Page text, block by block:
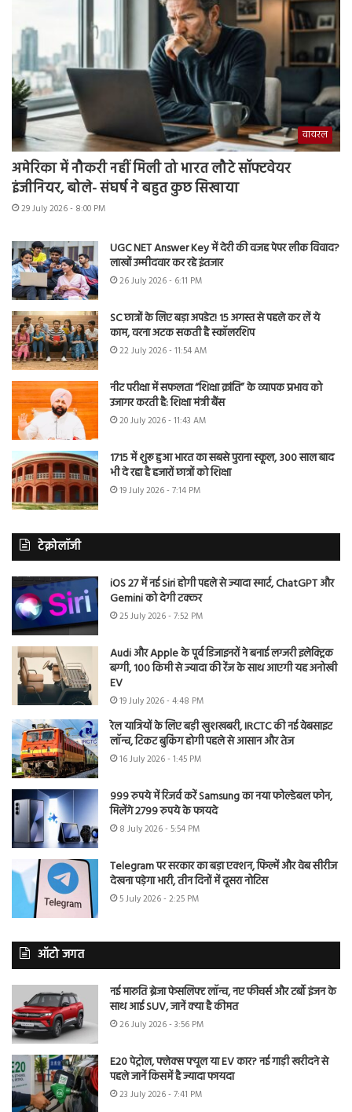
वायरल
अमेरिका में नौकरी नहीं मिली तो भारत लौटे सॉफ्टवेयर
इंजीनियर, बोले- संघर्ष ने बहुत कुछ सिखाया
29 July 2026 - 8:00 PM
UGC NET Answer Key में देरी की वजह पेपर लीक विवाद?
लाखों उम्मीदवार कर रहे इंतजार
26 July 2026 - 6:11 PM
SC छात्रों के लिए बड़ा अपडेट! 15 अगस्त से पहले कर लें ये
काम, वरना अटक सकती है स्कॉलरशिप
22 July 2026 - 11:54 AM
नीट परीक्षा में सफलता “शिक्षा क्रांति” के व्यापक प्रभाव को
उजागर करती है: शिक्षा मंत्री बैंस
20 July 2026 - 11:43 AM
1715 में शुरू हुआ भारत का सबसे पुराना स्कूल, 300 साल बाद
भी दे रहा है हजारों छात्रों को शिक्षा
19 July 2026 - 7:14 PM
टेक्नोलॉजी
iOS 27 में नई Siri होगी पहले से ज्यादा स्मार्ट, ChatGPT और
Gemini को देगी टक्कर
25 July 2026 - 7:52 PM
Audi और Apple के पूर्व डिजाइनरों ने बनाई लग्जरी इलेक्ट्रिक
बग्गी, 100 किमी से ज्यादा की रेंज के साथ आएगी यह अनोखी
EV
19 July 2026 - 4:48 PM
रेल यात्रियों के लिए बड़ी खुशखबरी, IRCTC की नई वेबसाइट
लॉन्च, टिकट बुकिंग होगी पहले से आसान और तेज
16 July 2026 - 1:45 PM
999 रुपये में रिजर्व करें Samsung का नया फोल्डेबल फोन,
मिलेंगे 2799 रुपये के फायदे
8 July 2026 - 5:54 PM
Telegram पर सरकार का बड़ा एक्शन, फिल्में और वेब सीरीज
देखना पड़ेगा भारी, तीन दिनों में दूसरा नोटिस
5 July 2026 - 2:25 PM
ऑटो जगत
नई मारुति ब्रेजा फेसलिफ्ट लॉन्च, नए फीचर्स और टर्बो इंजन के
साथ आई SUV, जानें क्या है कीमत
26 July 2026 - 3:56 PM
E20 पेट्रोल, फ्लेक्स फ्यूल या EV कार? नई गाड़ी खरीदने से
पहले जानें किसमें है ज्यादा फायदा
23 July 2026 - 7:41 PM